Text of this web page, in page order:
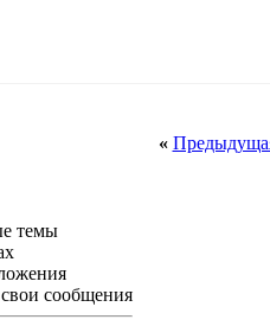
«
темы
сообщения